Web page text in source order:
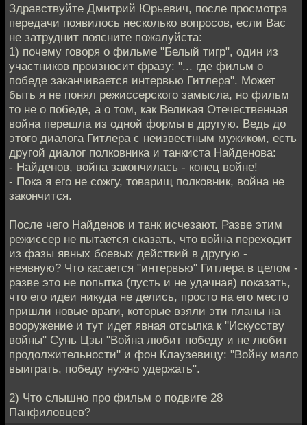
Здравствуйте Дмитрий Юрьевич, после просмотра
передачи появилось несколько вопросов, если Вас
не затруднит поясните пожалуйста:
1) почему говоря о фильме "Белый тигр", один из
участников произносит фразу: "... где фильм о
победе заканчивается интервью Гитлера". Может
быть я не понял режиссерского замысла, но фильм
то не о победе, а о том, как Великая Отечественная
война перешла из одной формы в другую. Ведь до
этого диалога Гитлера с неизвестным мужиком, есть
другой диалог полковника и танкиста Найденова:
- Найденов, война закончилась - конец войне!
- Пока я его не сожгу, товарищ полковник, война не
закончится.
После чего Найденов и танк исчезают. Разве этим
режиссер не пытается сказать, что война переходит
из фазы явных боевых действий в другую -
неявную? Что касается "интервью" Гитлера в целом -
разве это не попытка (пусть и не удачная) показать,
что его идеи никуда не делись, просто на его место
пришли новые враги, которые взяли эти планы на
вооружение и тут идет явная отсылка к "Искусству
войны" Сунь Цзы "Война любит победу и не любит
продолжительности" и фон Клаузевицу: "Войну мало
выиграть, победу нужно удержать".
2) Что слышно про фильм о подвиге 28
Панфиловцев?